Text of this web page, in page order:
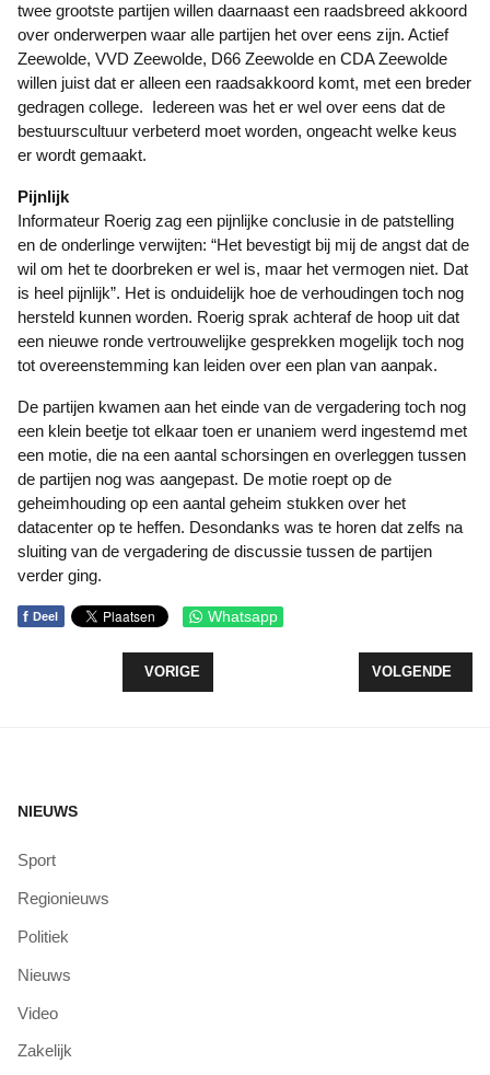
twee grootste partijen willen daarnaast een raadsbreed akkoord
over onderwerpen waar alle partijen het over eens zijn. Actief
Zeewolde, VVD Zeewolde, D66 Zeewolde en CDA Zeewolde
willen juist dat er alleen een raadsakkoord komt, met een breder
gedragen college. Iedereen was het er wel over eens dat de
bestuurscultuur verbeterd moet worden, ongeacht welke keus
er wordt gemaakt.
Pijnlijk
Informateur Roerig zag een pijnlijke conclusie in de patstelling
en de onderlinge verwijten: “Het bevestigt bij mij de angst dat de
wil om het te doorbreken er wel is, maar het vermogen niet. Dat
is heel pijnlijk”. Het is onduidelijk hoe de verhoudingen toch nog
hersteld kunnen worden. Roerig sprak achteraf de hoop uit dat
een nieuwe ronde vertrouwelijke gesprekken mogelijk toch nog
tot overeenstemming kan leiden over een plan van aanpak.
De partijen kwamen aan het einde van de vergadering toch nog
een klein beetje tot elkaar toen er unaniem werd ingestemd met
een motie, die na een aantal schorsingen en overleggen tussen
de partijen nog was aangepast. De motie roept op de
geheimhouding op een aantal geheim stukken over het
datacenter op te heffen. Desondanks was te horen dat zelfs na
sluiting van de vergadering de discussie tussen de partijen
verder ging.
f Deel Whatsapp
VORIG ARTIKEL: DE KWESTIE: HOE MOET
VORIGE VOLGENDE
VOLGENDE
NIEUWS
Sport
Regionieuws
Politiek
Nieuws
Video
Zakelijk